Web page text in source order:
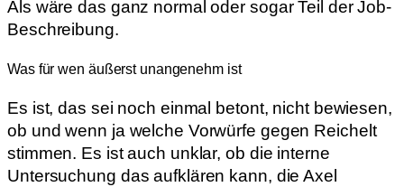
Als wäre das ganz normal oder sogar Teil der Job-
Beschreibung.
Was für wen äußerst unangenehm ist
Es ist, das sei noch einmal betont, nicht bewiesen,
ob und wenn ja welche Vorwürfe gegen Reichelt
stimmen. Es ist auch unklar, ob die interne
Untersuchung das aufklären kann, die Axel